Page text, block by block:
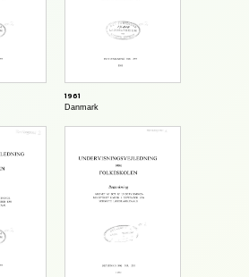
1961
Danmark